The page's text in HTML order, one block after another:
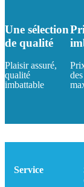
Une sélection
de qualité
Plaisir assuré,
qualité
imbattable
Service